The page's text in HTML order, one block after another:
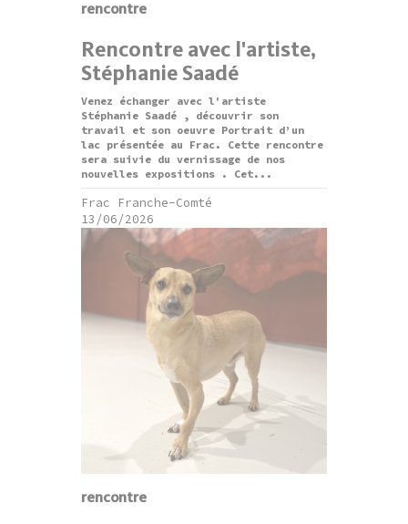
rencontre
Rencontre avec l'artiste,
Stéphanie Saadé
Venez échanger avec l'artiste
Stéphanie Saadé , découvrir son
travail et son oeuvre Portrait d’un
lac présentée au Frac. Cette rencontre
sera suivie du vernissage de nos
nouvelles expositions . Cet...
Frac Franche-Comté
13/06/2026
rencontre